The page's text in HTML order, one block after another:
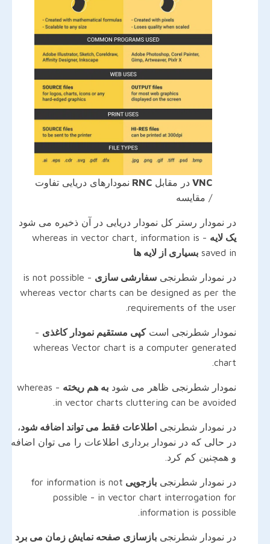
VNC در مقابل RNC نمودارهای دریایی تفاوت
/ مقایسه
در نمودار رستر کل نمودار دریایی در آن ذخیره می شود
یک لایه
- whereas in vector chart, information is
saved in بسیاری از لایه ها
در نمودار شطرنجی سفارشی سازی is not possible -
whereas vector charts can be designed as per the
requirements of the user.
نمودار شطرنجی استکپی مستقیم نمودار کاغذی -
whereas Vector chart is a computer generated
chart.
نمودار شطرنجی ظاهر می شود به هم ریخته
- whereas
in vector charts cluttering can be avoided.
در نمودار شطرنجی اطلاعات فقط می تواند اضافه شود،
در حالی که در نمودار برداری اطلاعات را می توان اضافه
و همچنین کم کرد.
در نمودار شطرنجی بازجویی for information is not
possible - in vector chart interrogation for
information is possible.
در نمودار شطرنجی بازسازی صفحه نمایش زمان می برد